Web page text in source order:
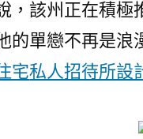
克
州
意
，該州正在積極
的單戀不再是浪
宅私人招待所設